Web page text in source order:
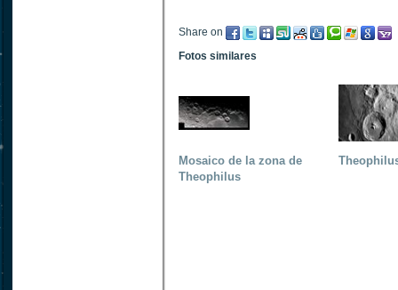
Share on
Fotos similares
Mosaico de la zona de
Theophilus